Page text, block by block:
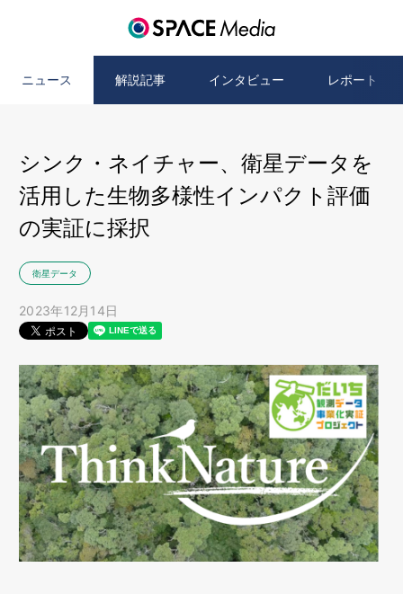
ニュース 解説記事 インタビュー レポート
シンク・ネイチャー、衛星データを
活用した生物多様性インパクト評価
の実証に採択
衛星データ
2023年12月14日